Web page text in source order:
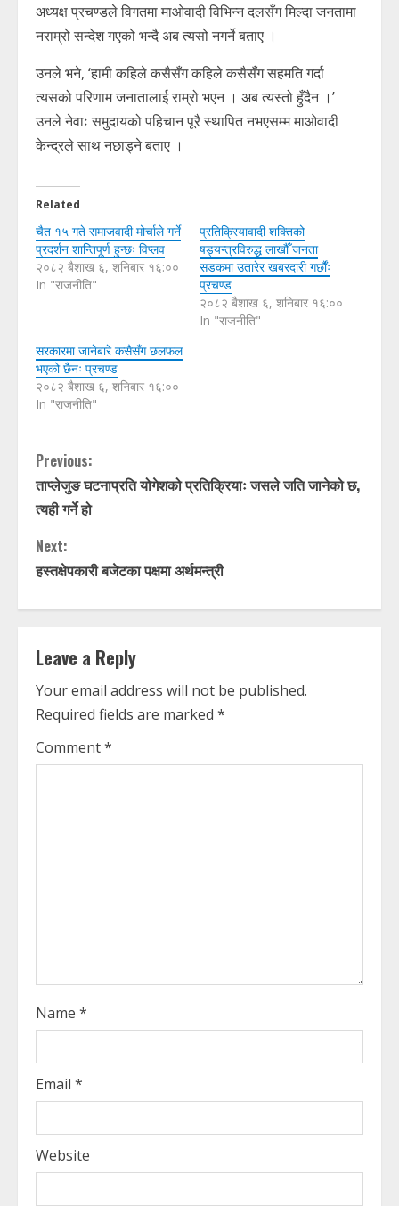
अध्यक्ष प्रचण्डले विगतमा माओवादी विभिन्न दलसँग मिल्दा जनतामा
नराम्रो सन्देश गएको भन्दै अब त्यसो नगर्ने बताए ।
उनले भने, ‘हामी कहिले कसैसँग कहिले कसैसँग सहमति गर्दा
त्यसको परिणाम जनातालाई राम्रो भएन । अब त्यस्तो हुँदैन ।’
उनले नेवाः समुदायको पहिचान पूरै स्थापित नभएसम्म माओवादी
केन्द्रले साथ नछाड्ने बताए ।
Related
चैत १५ गते समाजवादी मोर्चाले गर्ने
प्रदर्शन शान्तिपूर्ण हुन्छः विप्लव
२०८२ बैशाख ६, शनिबार १६:००
In "राजनीति"
प्रतिक्रियावादी शक्तिको
षड्यन्त्रविरुद्ध लाखौँ जनता
सडकमा उतारेर खबरदारी गर्छौंः
प्रचण्ड
२०८२ बैशाख ६, शनिबार १६:००
In "राजनीति"
सरकारमा जानेबारे कसैसँग छलफल
भएको छैनः प्रचण्ड
२०८२ बैशाख ६, शनिबार १६:००
In "राजनीति"
C
o
n
t
i
n
u
e
R
g
Previous:
ताप्लेजुङ घटनाप्रति योगेशको प्रतिक्रियाः जसले जति जानेको छ,
त्यही गर्ने हो
Next:
हस्तक्षेपकारी बजेटका पक्षमा अर्थमन्त्री
Leave a Reply
Your email address will not be published.
Required fields are marked *
Comment*
Name *
Email *
Website